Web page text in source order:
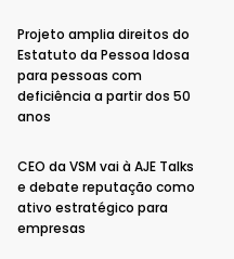
Projeto amplia direitos do
Estatuto da Pessoa Idosa
para pessoas com
deficiência a partir dos 50
anos
CEO da VSM vai à AJE Talks
e debate reputação como
ativo estratégico para
empresas